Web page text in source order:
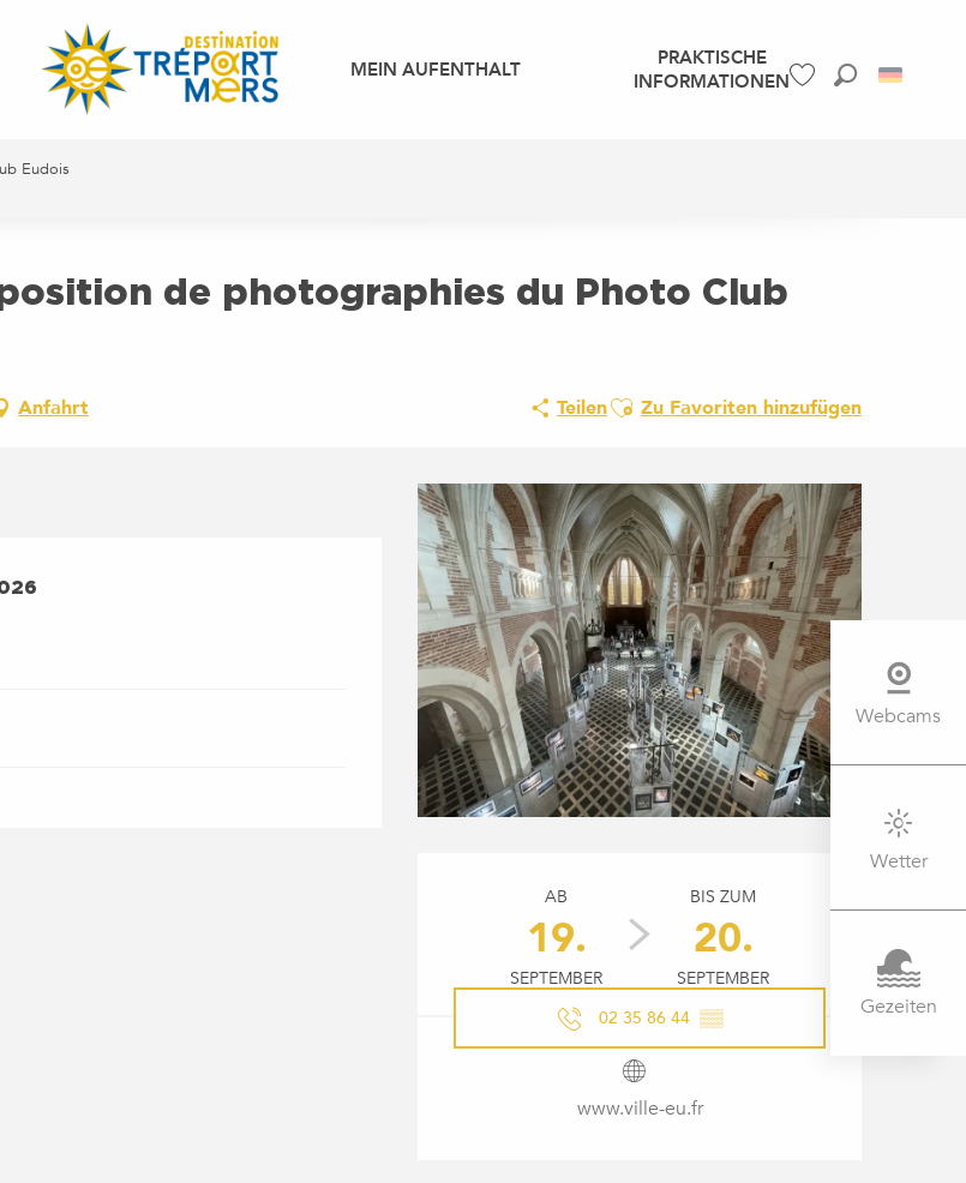
MEIN AUFENTHALT
PRAKTISCHE
INFORMATIONEN
Webcams
Wetter
Gezeiten
Eudois
de photographies du Photo Club
Anfahrt TeilenAjouter aux favoris
Zu Favoriten hinzufügen
ÖFFNUNGSZEITEN &
AB
19.
SEPTEMBER
BIS ZUM
20.
SEPTEMBER
02 35 86 44 ▒▒
www.ville-eu.fr